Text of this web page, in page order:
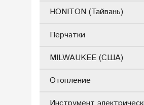
HONITON (Тайвань)
Перчатки
MILWAUKEE (США)
Отопление